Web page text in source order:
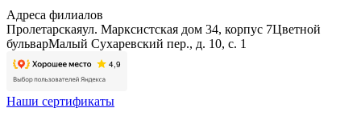
Адреса филиалов
Пролетарскаяул. Марксистская дом 34, корпус 7Цветной
бульварМалый Сухаревский пер., д. 10, с. 1
Наши сертификаты